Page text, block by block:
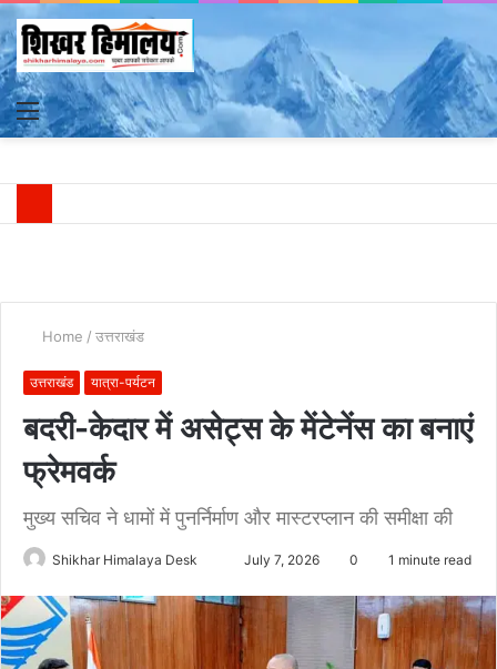
Menu
Home / उत्तराखंड
उत्तराखंड यात्रा-पर्यटन
बदरी-केदार में असेट्स के मेंटेनेंस का बनाएं
फ्रेमवर्क
मुख्य सचिव ने धामों में पुनर्निर्माण और मास्टरप्लान की समीक्षा की
Shikhar Himalaya Desk
Send
email
July 7, 2026 0 1 minute read